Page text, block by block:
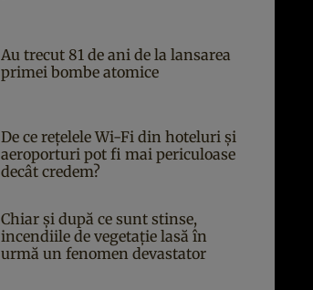
Au trecut 81 de ani de la lansarea
primei bombe atomice
De ce rețelele Wi-Fi din hoteluri și
aeroporturi pot fi mai periculoase
decât credem?
Chiar și după ce sunt stinse,
incendiile de vegetație lasă în
urmă un fenomen devastator